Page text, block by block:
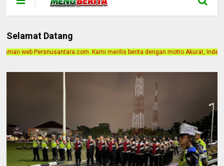
Selamat Datang
merilis berita dengan motto Akurat, Independen, Terpercaya. Alamat